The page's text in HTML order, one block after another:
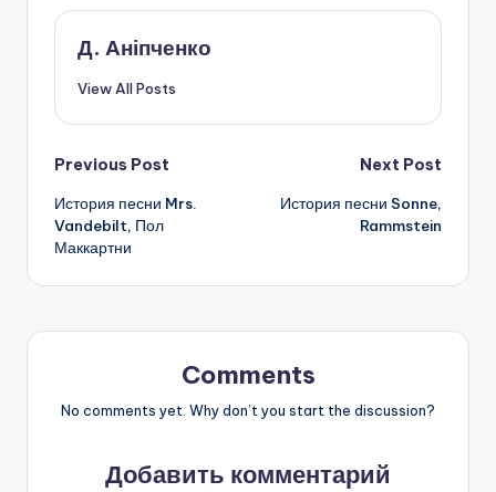
Д. Аніпченко
View All Posts
Post
navigation
Previous Post
История песни Mrs.
Vandebilt, Пол
Маккартни
Next Post
История песни Sonne,
Rammstein
Comments
No comments yet. Why don’t you start the discussion?
Добавить комментарий